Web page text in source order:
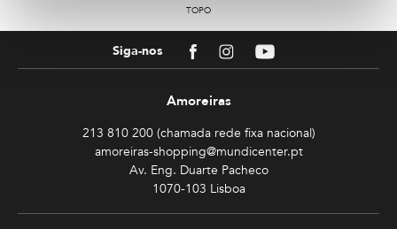
TOPO
Siga-nos FacebookInstagramYoutube
Amoreiras
213 810 200 (chamada rede fixa nacional)
amoreiras-shopping@mundicenter.pt
Av. Eng. Duarte Pacheco
1070-103 Lisboa